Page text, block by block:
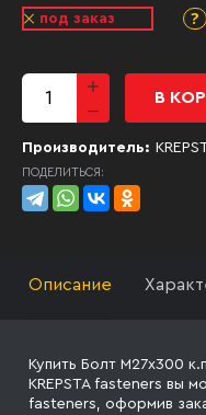
под заказ
В
Производитель:
ПОДЕЛИТЬСЯ:
Описание
Купить Болт М27х300
KREPSTA fasteners вы
fasteners, оформив